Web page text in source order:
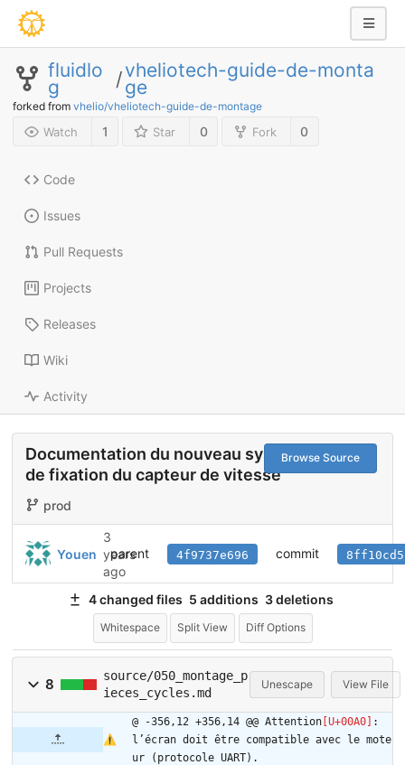
fluidlo
g /vheliotech-guide-de-monta
ge
forked from vhelio/vheliotech-guide-de-montage
Watch 1 Star 0 Fork 0
Code
Issues
Pull Requests
Projects
Releases
Wiki
Activity
Browse Source
Documentation du nouveau système
de fixation du capteur de vitesse
prod
Youen
3
years
ago
parent 4f9737e696 commit
4 changed files 5 additions 3 deletions
Whitespace Split View Diff Options
8
source/050_montage_p
ieces_cycles.md
Unescape View File
@ -356,12 +356,14 @@ Attention
:
l’écran doit être compatible avec le mote
ur (protocole UART).